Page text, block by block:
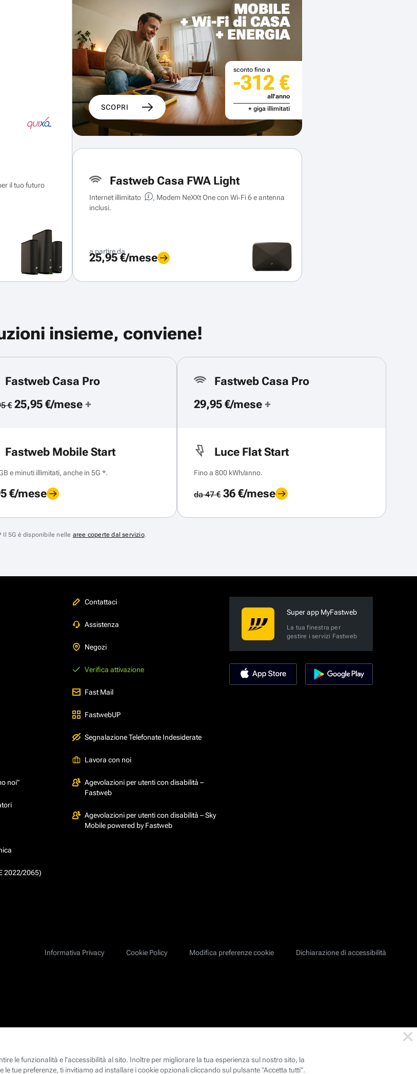
il tuo futuro
MOBILE
+ Wi-Fi di CASA
+ ENERGIA
SCOPRI
sconto fino a
-312 €
all'anno
+ giga illimitati
Fastweb Casa FWA Light
Internet illimitato
, Modem NeXXt One con Wi‑Fi 6 e antenna
inclusi.
a partire da
25,95 €/mese
insieme, conviene!
Fastweb Casa Pro
€25,95 €/mese +
Fastweb Mobile Start
e minuti illimitati, anche in 5G *.
€/mese
Fastweb Casa Pro
29,95 €/mese +
Luce Flat Start
Fino a 800 kWh/anno.
da 47 €36 €/mese
Il 5G è disponibile nelle aree coperte dal servizio.
noi"
2022/2065)
Contattaci
Assistenza
Negozi
Verifica attivazione
Fast Mail
FastwebUP
Segnalazione Telefonate Indesiderate
Lavora con noi
Agevolazioni per utenti con disabilità –
Fastweb
Agevolazioni per utenti con disabilità – Sky
Mobile powered by Fastweb
Super app MyFastweb
La tua finestra per
gestire i servizi Fastweb
Informativa Privacy
Cookie Policy Modifica preferenze cookie Dichiarazione di accessibilità